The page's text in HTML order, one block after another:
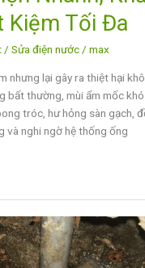
Kiệm Tối Đa
/Sửa điện nước/max
nhưng lại gây ra thiệt hại
bất thường, mùi ẩm mốc
tróc, hư hỏng sàn gạch,
và nghi ngờ hệ thống ống